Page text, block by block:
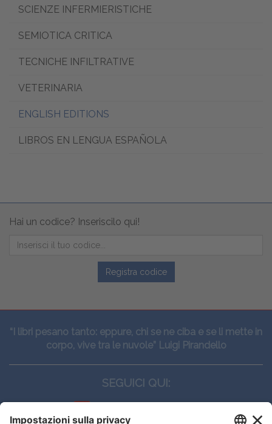
SCIENZE INFERMIERISTICHE
SEMIOTICA CRITICA
TECNICHE INFILTRATIVE
VETERINARIA
ENGLISH EDITIONS
LIBROS EN LENGUA ESPAÑOLA
Hai un codice? Inseriscilo qui!
Registra codice
“I libri pesano tanto: eppure, chi se ne ciba e se li mette in
corpo, vive tra le nuvole” Luigi Pirandello
SEGUICI QUI: